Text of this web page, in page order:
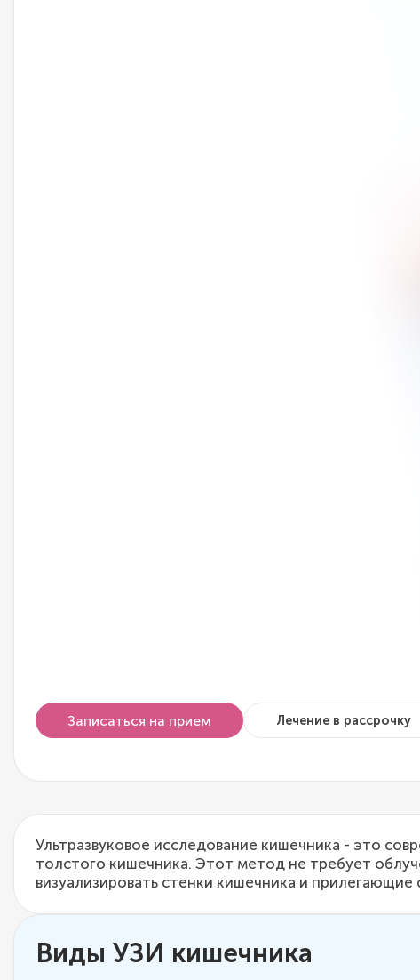
Записаться на прием Лечение в рассрочку
Ультразвуковое исследование кишечника - это
толстого кишечника. Этот метод не требует
визуализировать стенки кишечника и
Виды УЗИ кишечника